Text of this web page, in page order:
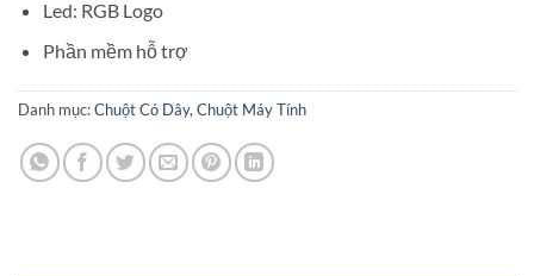
Led: RGB Logo
Phần mềm hỗ trợ
Danh mục:Chuột Có Dây, Chuột Máy Tính